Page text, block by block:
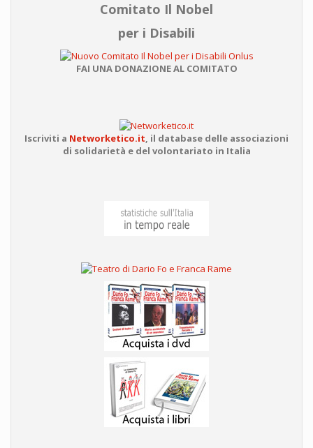
Comitato Il Nobel
per i Disabili
FAI UNA DONAZIONE AL COMITATO
Iscriviti a Networketico.it, il database delle associazioni
di solidarietà e del volontariato in Italia